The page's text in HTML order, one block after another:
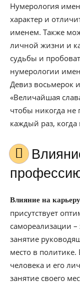
Нумерология
характер и
именем. Также
личной жизни и
судьбы и
нумерологии
Девиз восьмерок
«Величайшая
чтобы никогда не
каждый раз,
Влияние имени Притам на
Влияние на
присутствует
самореализации –
занятие
место в политике.
человека и его
занятие своего